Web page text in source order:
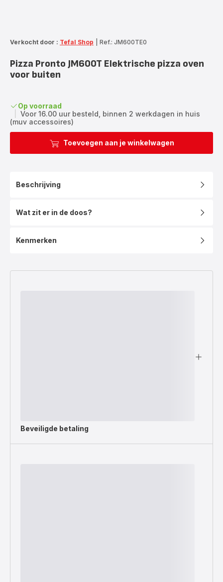
Verkocht door : Tefal Shop Ref.: JM600TE0
Pizza Pronto JM600T Elektrische pizza oven
voor buiten
Op voorraad
Voor 16.00 uur besteld, binnen 2 werkdagen in huis
(muv accessoires)
Toevoegen aan je winkelwagen
Beschrijving
Wat zit er in de doos?
Kenmerken
Beveiligde betaling